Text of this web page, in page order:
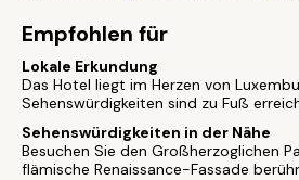
Empfohlen für
Lokale Erkundung
Das Hotel liegt im Herzen von
Sehenswürdigkeiten sind zu Fuß
Sehenswürdigkeiten in der Nähe
Besuchen Sie den Großherzoglichen
flämische Renaissance-Fassade